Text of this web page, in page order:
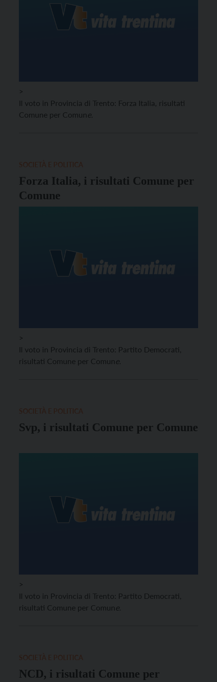
>
Il voto in Provincia di Trento: Forza Italia, risultati
Comune per Comune.
Forza Italia, i risultati Comune per
Comune
>
Il voto in Provincia di Trento: Partito Democrati,
risultati Comune per Comune.
Svp, i risultati Comune per Comune
>
Il voto in Provincia di Trento: Partito Democrati,
risultati Comune per Comune.
NCD, i risultati Comune per